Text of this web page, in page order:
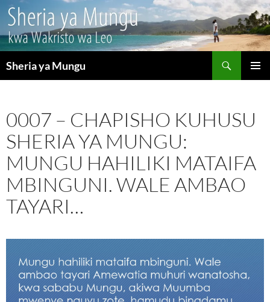
Sheria ya Mungu
0007 – CHAPISHO KUHUSU
SHERIA YA MUNGU:
MUNGU HAHILIKI MATAIFA
MBINGUNI. WALE AMBAO
TAYARI…